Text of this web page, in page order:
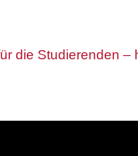
die Studierenden –